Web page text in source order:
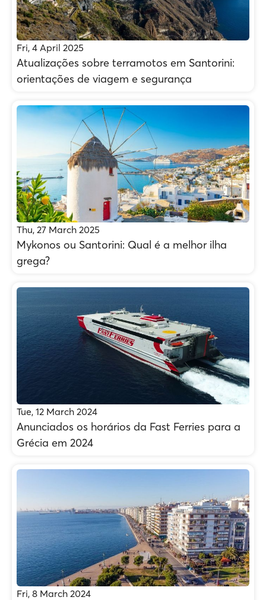
Fri, 4 April 2025
Atualizações sobre terramotos em Santorini:
orientações de viagem e segurança
Thu, 27 March 2025
Mykonos ou Santorini: Qual é a melhor ilha
grega?
Tue, 12 March 2024
Anunciados os horários da Fast Ferries para a
Grécia em 2024
Fri, 8 March 2024